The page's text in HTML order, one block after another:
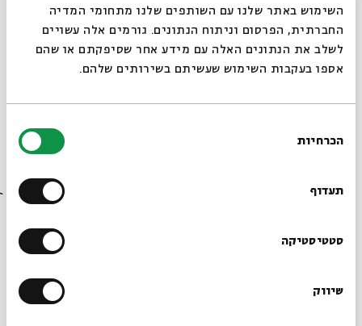
השימוש באתר שלנו עם השותפים שלנו מתחומי המדיה
החברתית, הפרסום וניתוח הנתונים. גורמים אלה עשויים
לשלב את הנתונים האלה עם מידע אחר שסיפקתם או שהם
אספו בעקבות השימוש שעשיתם בשירותים שלהם.
הסכמה
הכרחיות
תעדוף
סטטיסטיקה
שיווק
פרוץ המרד
עם: פרופ' זאב ספראי
סגור